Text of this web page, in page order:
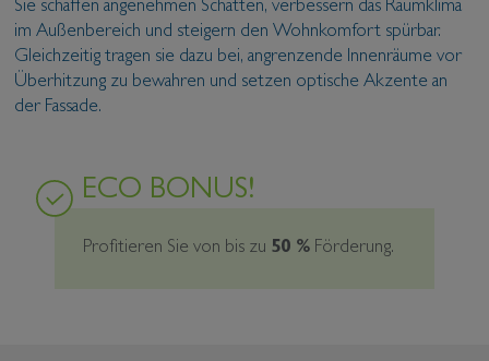
Sie schaffen angenehmen Schatten, verbessern das Raumklima
im Außenbereich und steigern den Wohnkomfort spürbar.
Gleichzeitig tragen sie dazu bei, angrenzende Innenräume vor
Überhitzung zu bewahren und setzen optische Akzente an
der Fassade.
ECO BONUS!
Profitieren Sie von bis zu 50 %Förderung.